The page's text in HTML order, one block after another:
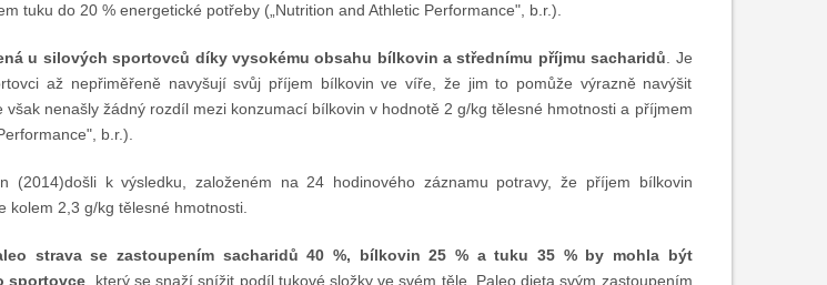
tuku do 20 % energetické potřeby („Nutrition and Athletic Performance", b.r.).
u silových sportovců díky vysokému obsahu bílkovin a střednímu příjmu sacharidů . Je
až nepřiměřeně navyšují svůj příjem bílkovin ve víře, že jim to pomůže výrazně navýšit
však nenašly žádný rozdíl mezi konzumací bílkovin v hodnotě 2 g/kg tělesné hmotnosti a příjmem
b.r.).
(2014)došli k výsledku, založeném na 24 hodinového záznamu potravy, že příjem bílkovin
kolem 2,3 g/kg tělesné hmotnosti.
strava se zastoupením sacharidů 40 %, bílkovin 25 % a tuku 35 % by mohla být
sportovce , který se snaží snížit podíl tukové složky ve svém těle. Paleo dieta svým zastoupením